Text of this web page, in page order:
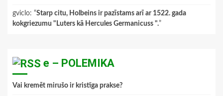
gviclo: “Starp citu, Holbeins ir pazīstams arī ar 1522. gada
kokgriezumu "Luters kā Hercules Germanicuss ".”
e – POLEMIKA
Vai kremēt mirušo ir kristīga prakse?